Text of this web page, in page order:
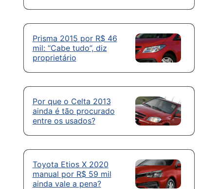
Prisma 2015 por R$ 46
mil: “Cabe tudo”, diz
proprietário
Por que o Celta 2013
ainda é tão procurado
entre os usados?
Toyota Etios X 2020
manual por R$ 59 mil
ainda vale a pena?